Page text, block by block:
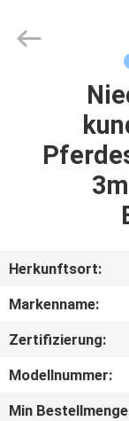
PRODUKTE
FABRIK-
Herkunftsort:
Markenname:
Zertifizierung:
Modellnummer:
Min